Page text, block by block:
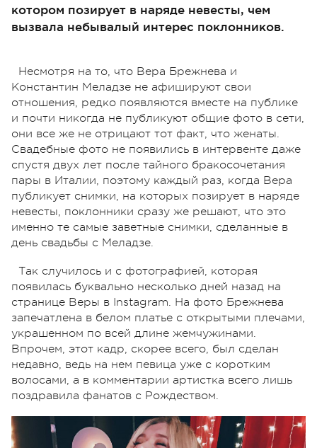
котором позирует в наряде невесты, чем
вызвала небывалый интерес поклонников.
Несмотря на то, что Вера Брежнева и
Константин Меладзе не афишируют свои
отношения, редко появляются вместе на публике
и почти никогда не публикуют общие фото в сети,
они все же не отрицают тот факт, что женаты.
Свадебные фото не появились в интервенте даже
спустя двух лет после тайного бракосочетания
пары в Италии, поэтому каждый раз, когда Вера
публикует снимки, на которых позирует в наряде
невесты, поклонники сразу же решают, что это
именно те самые заветные снимки, сделанные в
день свадьбы с Меладзе.
Так случилось и с фотографией, которая
появилась буквально несколько дней назад на
странице Веры в Instagram. На фото Брежнева
запечатлена в белом платье с открытыми плечами,
украшенном по всей длине жемчужинами.
Впрочем, этот кадр, скорее всего, был сделан
недавно, ведь на нем певица уже с коротким
волосами, а в комментарии артистка всего лишь
поздравила фанатов с Рождеством.